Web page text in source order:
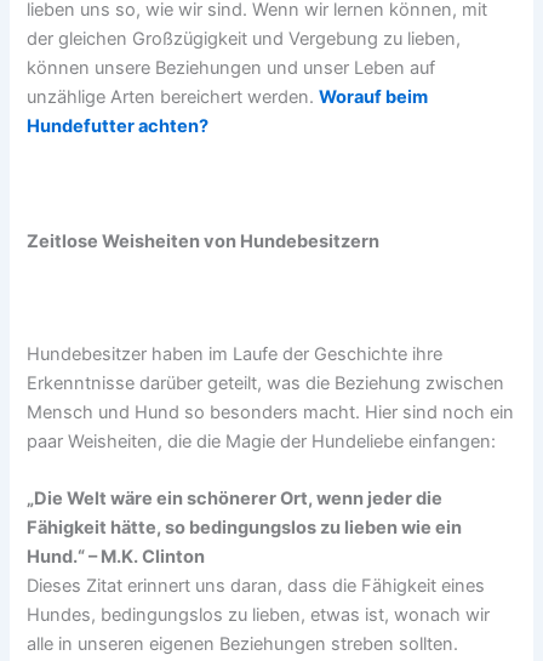
lieben uns so, wie wir sind. Wenn wir lernen können, mit
der gleichen Großzügigkeit und Vergebung zu lieben,
können unsere Beziehungen und unser Leben auf
unzählige Arten bereichert werden.Worauf beim
Hundefutter achten?
Zeitlose Weisheiten von Hundebesitzern
Hundebesitzer haben im Laufe der Geschichte ihre
Erkenntnisse darüber geteilt, was die Beziehung zwischen
Mensch und Hund so besonders macht. Hier sind noch ein
paar Weisheiten, die die Magie der Hundeliebe einfangen:
„Die Welt wäre ein schönerer Ort, wenn jeder die
Fähigkeit hätte, so bedingungslos zu lieben wie ein
Hund.“ – M.K. Clinton
Dieses Zitat erinnert uns daran, dass die Fähigkeit eines
Hundes, bedingungslos zu lieben, etwas ist, wonach wir
alle in unseren eigenen Beziehungen streben sollten.